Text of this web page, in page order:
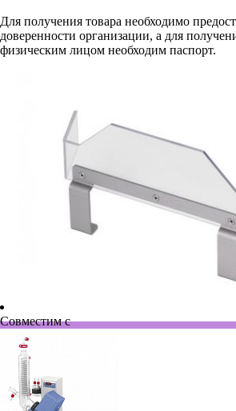
Для получения товара необходимо
доверенности организации, а для
физическим лицом необходим паспорт.
Совместим с